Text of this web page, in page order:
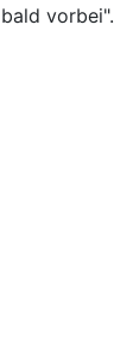
vorbei".